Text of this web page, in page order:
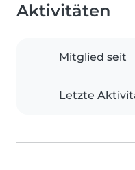
Aktivitäten
Mitglied seit
Letzte